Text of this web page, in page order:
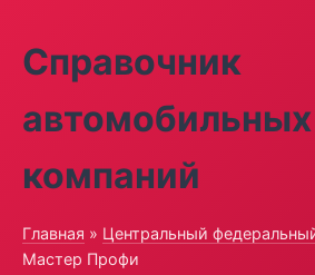
Справочник
автомобильных
компаний
Главная » Центральный
Мастер Профи